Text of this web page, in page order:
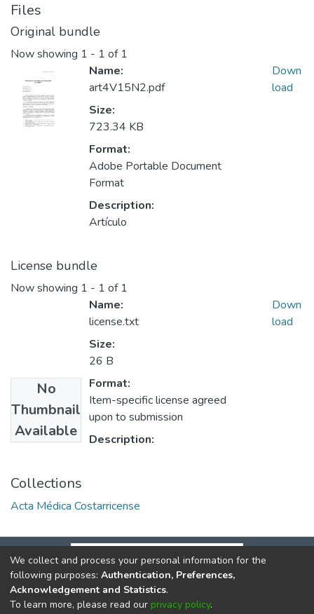
Files
Original bundle
Now showing 1 - 1 of 1
Name:
art4V15N2.pdf
Size:
723.34 KB
Format:
Adobe Portable Document
Format
Description:
Artículo
Down
load
License bundle
Now showing 1 - 1 of 1
No
Thumbnail
Available
Name:
license.txt
Size:
26 B
Format:
Item-specific license agreed
upon to submission
Description:
Down
load
Collections
Acta Médica Costarricense
We collect and process your personal information for the
following purposes: Authentication, Preferences,
Acknowledgement and Statistics.
To learn more, please read our privacy policy.